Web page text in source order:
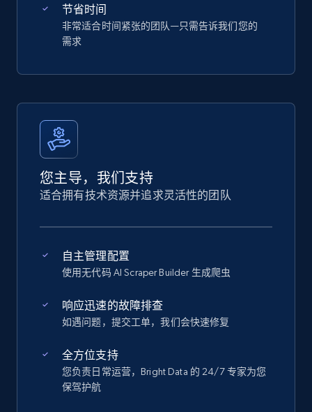
节省时间
非常适合时间紧张的团队—只需告诉我们您的
需求
您主导，我们支持
适合拥有技术资源并追求灵活性的团队
自主管理配置
使用无代码 AI Scraper Builder 生成爬虫
响应迅速的故障排查
如遇问题，提交工单，我们会快速修复
全方位支持
您负责日常运营，Bright Data 的 24/7 专家为您
保驾护航